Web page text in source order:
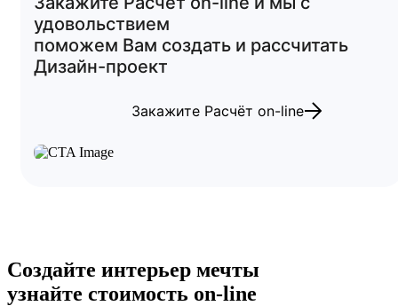
удовольствием
поможем Вам создать и рассчитать
Дизайн-проект
Закажите Расчёт on-line
Создайте интерьер мечты
узнайте стоимость on-line